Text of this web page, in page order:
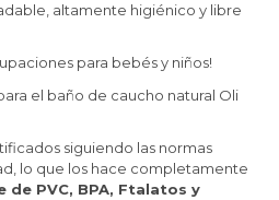
altamente higiénico y libre
para bebés y niños!
siguiendo las normas
lo que los hace completamente
de PVC, BPA, Ftalatos y